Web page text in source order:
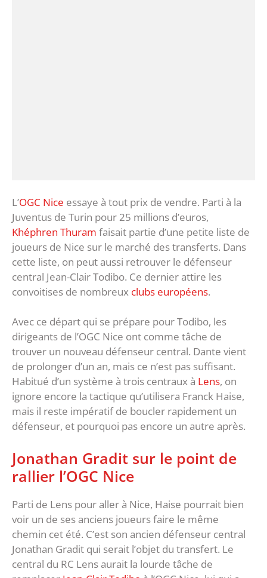
L’OGC Nice essaye à tout prix de vendre. Parti à la
Juventus de Turin pour 25 millions d’euros,
Khéphren Thuram faisait partie d’une petite liste de
joueurs de Nice sur le marché des transferts. Dans
cette liste, on peut aussi retrouver le défenseur
central Jean-Clair Todibo. Ce dernier attire les
convoitises de nombreux clubs européens.
Avec ce départ qui se prépare pour Todibo, les
dirigeants de l’OGC Nice ont comme tâche de
trouver un nouveau défenseur central. Dante vient
de prolonger d’un an, mais ce n’est pas suffisant.
Habitué d’un système à trois centraux à Lens, on
ignore encore la tactique qu’utilisera Franck Haise,
mais il reste impératif de boucler rapidement un
défenseur, et pourquoi pas encore un autre après.
Jonathan Gradit sur le point de
rallier l’OGC Nice
Parti de Lens pour aller à Nice, Haise pourrait bien
voir un de ses anciens joueurs faire le même
chemin cet été. C’est son ancien défenseur central
Jonathan Gradit qui serait l’objet du transfert. Le
central du RC Lens aurait la lourde tâche de